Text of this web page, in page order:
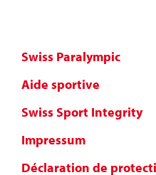
Swiss Paralympic
Aide sportive
Swiss Sport Integrity
Impressum
Déclaration de